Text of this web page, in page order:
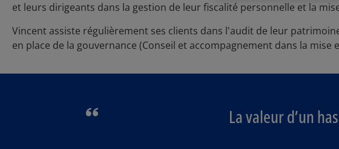
et leurs dirigeants dans la gestion de leur fiscalité personnelle et la
Vincent assiste régulièrement ses clients dans l'audit de leur
en place de la gouvernance (Conseil et accompagnement dans la
La valeur d’un